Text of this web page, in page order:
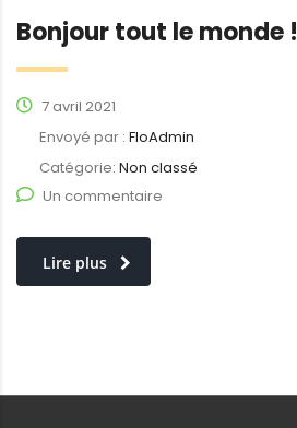
Bonjour tout le monde !
7 avril 2021
Envoyé par : FloAdmin
Catégorie: Non classé
Un commentaire
Lire plus